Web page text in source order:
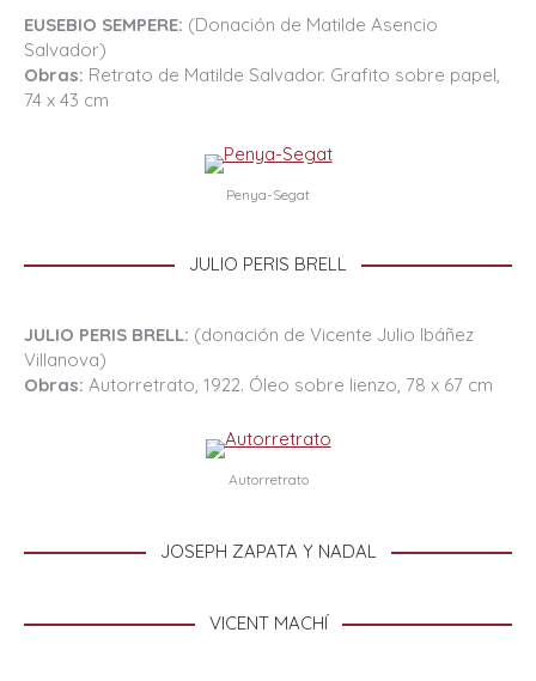
EUSEBIO SEMPERE: (Donación de Matilde Asencio
Salvador)
Obras: Retrato de Matilde Salvador. Grafito sobre papel,
74 x 43 cm
Penya-Segat
JULIO PERIS BRELL
JULIO PERIS BRELL: (donación de Vicente Julio Ibáñez
Villanova)
Obras: Autorretrato, 1922. Óleo sobre lienzo, 78 x 67 cm
Autorretrato
JOSEPH ZAPATA Y NADAL
VICENT MACHÍ